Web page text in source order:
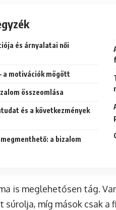
és árnyalatai női
a motivációk mögött
összeomlása
és a következmények
a bizalom
is meglehetősen tág.
súrolja, míg mások csak